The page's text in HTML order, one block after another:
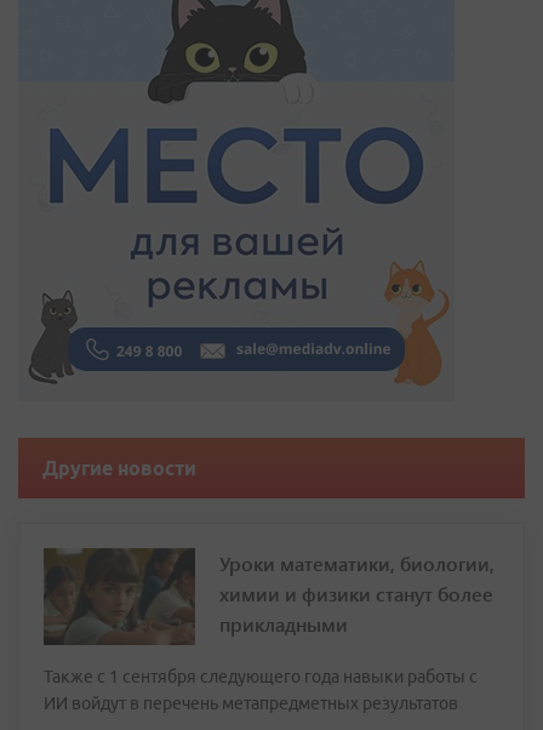
Другие новости
Уроки математики, биологии,
химии и физики станут более
прикладными
Также с 1 сентября следующего года навыки работы с
ИИ войдут в перечень метапредметных результатов